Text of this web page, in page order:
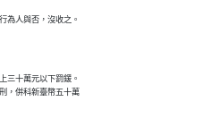
為人與否，沒收之。
三十萬元以下罰鍰。
，併科新臺幣五十萬